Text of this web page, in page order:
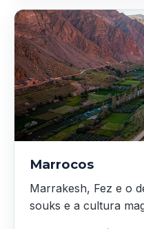
Marrocos
Marrakesh, Fez e o
souks e a cultura